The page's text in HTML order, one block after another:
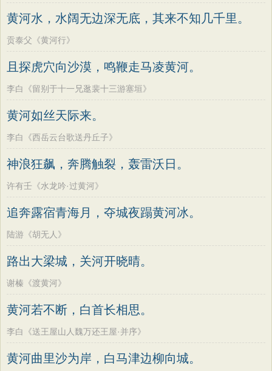
黄河水，水阔无边深无底，其来不知几千里。
贡泰父《黄河行》
且探虎穴向沙漠，鸣鞭走马凌黄河。
李白《留别于十一兄逖裴十三游塞垣》
黄河如丝天际来。
李白《西岳云台歌送丹丘子》
神浪狂飙，奔腾触裂，轰雷沃日。
许有壬《水龙吟·过黄河》
追奔露宿青海月，夺城夜蹋黄河冰。
陆游《胡无人》
路出大梁城，关河开晓晴。
谢榛《渡黄河》
黄河若不断，白首长相思。
李白《送王屋山人魏万还王屋·并序》
黄河曲里沙为岸，白马津边柳向城。